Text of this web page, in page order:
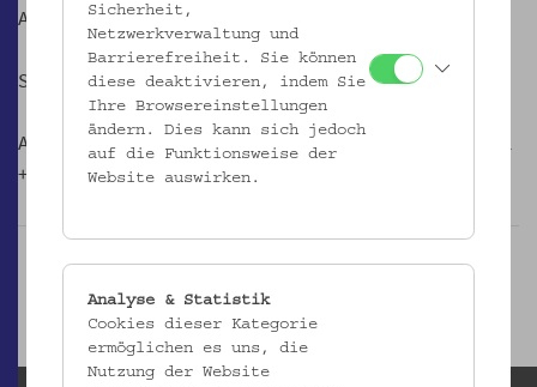
Anmeldung erforderlich!
Sa, 18. Mai 2013, 14-17 Uhr
Anmeldung: kulturvermittlung@volkskundemuseum.at, Tel
+43 1 4068905.26
Sicherheit,
Netzwerkverwaltung und
Barrierefreiheit. Sie können
diese deaktivieren, indem Sie
Ihre Browsereinstellungen
ändern. Dies kann sich jedoch
auf die Funktionsweise der
Website auswirken.
Analyse & Statistik
Cookies dieser Kategorie
ermöglichen es uns, die
Nutzung der Website